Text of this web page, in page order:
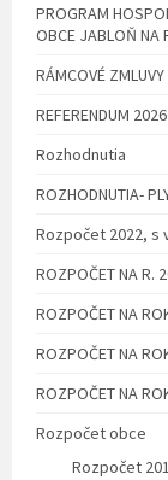
PROGRAM
OBCE JABLOŇ NA
RÁMCOVÉ ZMLUVY
REFERENDUM 2026
Rozhodnutia
ROZHODNUTIA-
Rozpočet 2022, s
ROZPOČET NA R.
ROZPOČET NA
ROZPOČET NA
ROZPOČET NA
Rozpočet obce
Rozpočet